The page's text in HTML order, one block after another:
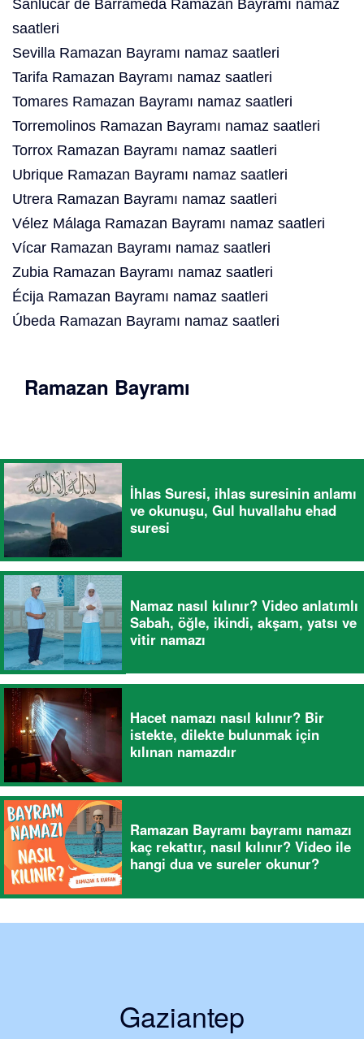
Sanlúcar de Barrameda Ramazan Bayramı namaz
saatleri
Sevilla Ramazan Bayramı namaz saatleri
Tarifa Ramazan Bayramı namaz saatleri
Tomares Ramazan Bayramı namaz saatleri
Torremolinos Ramazan Bayramı namaz saatleri
Torrox Ramazan Bayramı namaz saatleri
Ubrique Ramazan Bayramı namaz saatleri
Utrera Ramazan Bayramı namaz saatleri
Vélez Málaga Ramazan Bayramı namaz saatleri
Vícar Ramazan Bayramı namaz saatleri
Zubia Ramazan Bayramı namaz saatleri
Écija Ramazan Bayramı namaz saatleri
Úbeda Ramazan Bayramı namaz saatleri
Ramazan Bayramı
İhlas Suresi, ihlas suresinin anlamı
ve okunuşu, Gul huvallahu ehad
suresi
Namaz nasıl kılınır? Video anlatımlı
Sabah, öğle, ikindi, akşam, yatsı ve
vitir namazı
Hacet namazı nasıl kılınır? Bir
istekte, dilekte bulunmak için
kılınan namazdır
Ramazan Bayramı bayramı namazı
kaç rekattır, nasıl kılınır? Video ile
hangi dua ve sureler okunur?
Gaziantep